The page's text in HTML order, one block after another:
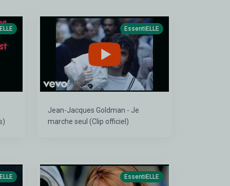
EssentiELLE
Jean-Jacques Goldman - Je
marche seul (Clip officiel)
EssentiELLE